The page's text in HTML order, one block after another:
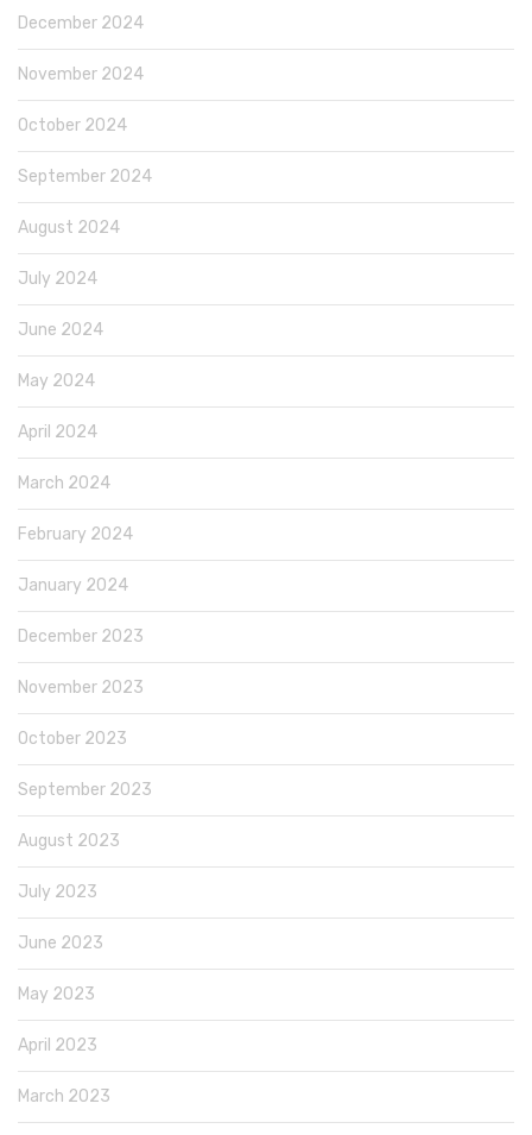
December 2024
November 2024
October 2024
September 2024
August 2024
July 2024
June 2024
May 2024
April 2024
March 2024
February 2024
January 2024
December 2023
November 2023
October 2023
September 2023
August 2023
July 2023
June 2023
May 2023
April 2023
March 2023